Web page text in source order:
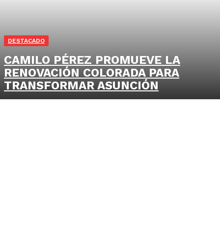
DESTACADO
CAMILO PÉREZ PROMUEVE LA
RENOVACIÓN COLORADA PARA
TRANSFORMAR ASUNCIÓN